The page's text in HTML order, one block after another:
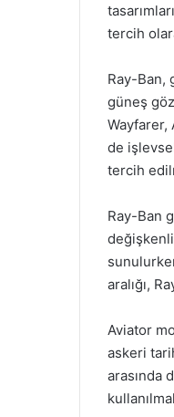
tercih
Ray-Ban,
güneş
Wayfarer,
de
tercih
Ray-Ban
aralığı,
Aviator
askeri
arasında